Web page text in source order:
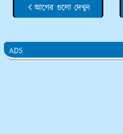
আগের গুলো দেখুন
ADS